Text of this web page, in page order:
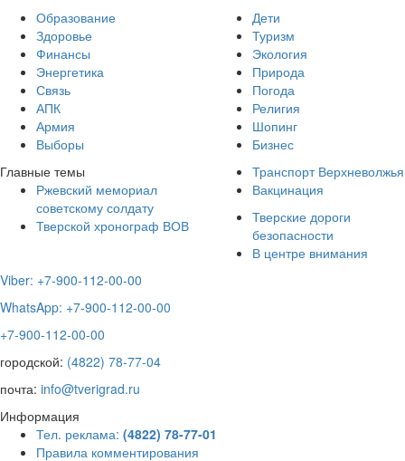
Образование
Здоровье
Финансы
Энергетика
Связь
АПК
Армия
Выборы
Дети
Туризм
Экология
Природа
Погода
Религия
Шопинг
Бизнес
Главные темы
Ржевский мемориал
советскому солдату
Тверской хронограф ВОВ
Транспорт Верхневолжья
Вакцинация
Тверские дороги
безопасности
В центре внимания
Viber: +7-900-112-00-00
WhatsApp: +7-900-112-00-00
+7-900-112-00-00
городской: (4822) 78-77-04
почта: info@tverigrad.ru
Информация
Тел. реклама: (4822) 78-77-01
Правила комментирования